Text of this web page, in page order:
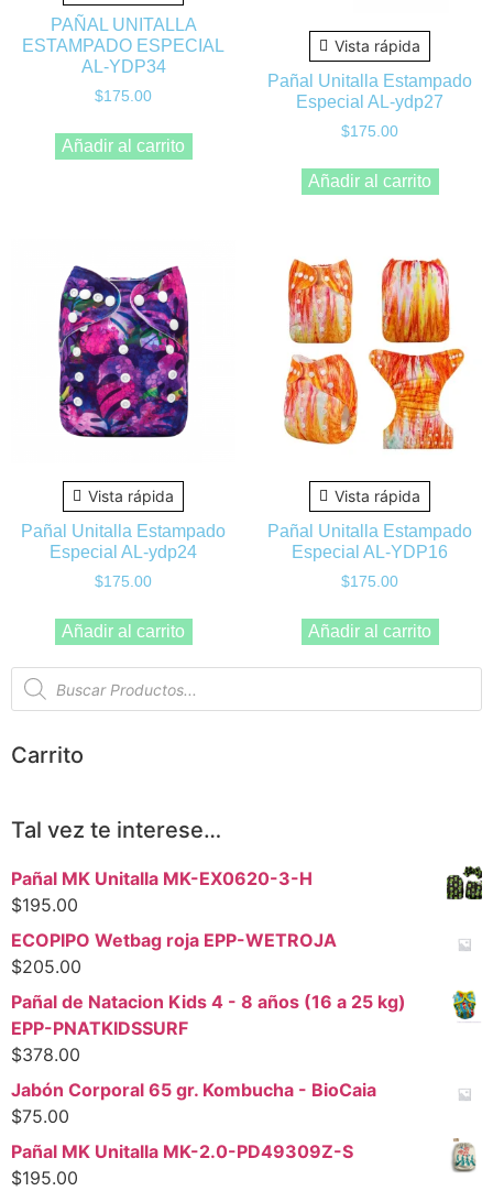
PAÑAL UNITALLA
ESTAMPADO ESPECIAL
AL-YDP34
$175.00
Añadir al carrito
Vista rápida
Pañal Unitalla Estampado
Especial AL-ydp27
$175.00
Añadir al carrito
Vista rápida
Pañal Unitalla Estampado
Especial AL-ydp24
$175.00
Añadir al carrito
Vista rápida
Pañal Unitalla Estampado
Especial AL-YDP16
$175.00
Añadir al carrito
Carrito
Tal vez te interese…
Pañal MK Unitalla MK-EX0620-3-H
$195.00
ECOPIPO Wetbag roja EPP-WETROJA
$205.00
Pañal de Natacion Kids 4 - 8 años (16 a 25 kg)
EPP-PNATKIDSSURF
$378.00
Jabón Corporal 65 gr. Kombucha - BioCaia
$75.00
Pañal MK Unitalla MK-2.0-PD49309Z-S
$195.00